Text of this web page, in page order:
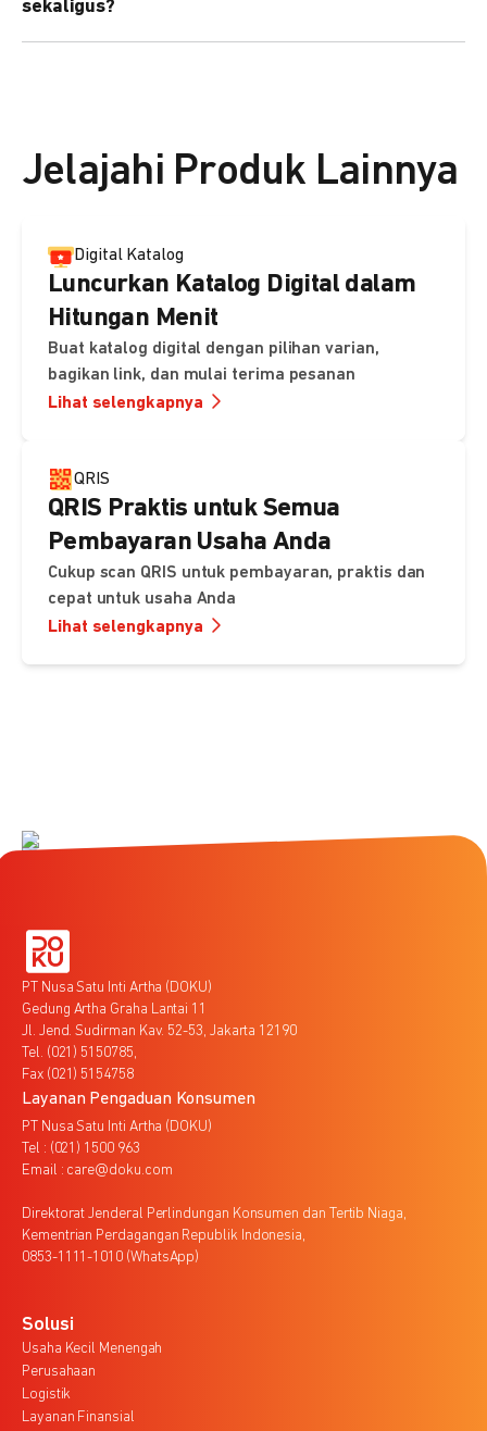
kebutuhan Anda.
sekaligus?
Jelajahi Produk Lainnya
Digital Katalog
Luncurkan Katalog Digital dalam
Hitungan Menit
Buat katalog digital dengan pilihan varian,
bagikan link, dan mulai terima pesanan
Lihat selengkapnya
QRIS
QRIS Praktis untuk Semua
Pembayaran Usaha Anda
Cukup scan QRIS untuk pembayaran, praktis dan
cepat untuk usaha Anda
Lihat selengkapnya
PT Nusa Satu Inti Artha (DOKU)
Gedung Artha Graha Lantai 11
Jl. Jend. Sudirman Kav. 52-53, Jakarta 12190
Tel. (021) 5150785,
Fax (021) 5154758
Layanan Pengaduan Konsumen
PT Nusa Satu Inti Artha (DOKU)
Tel : (021) 1500 963
Email : care@doku.com
Direktorat Jenderal Perlindungan Konsumen dan Tertib Niaga,
Kementrian Perdagangan Republik Indonesia,
0853-1111-1010 (WhatsApp)
Solusi
Usaha Kecil Menengah
Perusahaan
Logistik
Layanan Finansial